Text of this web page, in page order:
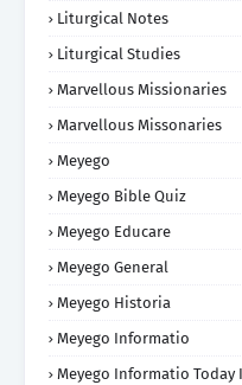
Liturgical Notes
Liturgical Studies
Marvellous Missionaries
Marvellous Missonaries
Meyego
Meyego Bible Quiz
Meyego Educare
Meyego General
Meyego Historia
Meyego Informatio
Meyego Informatio Today